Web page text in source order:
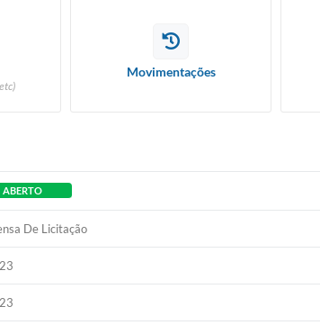
Movimentações
ABERTO
De Licitação